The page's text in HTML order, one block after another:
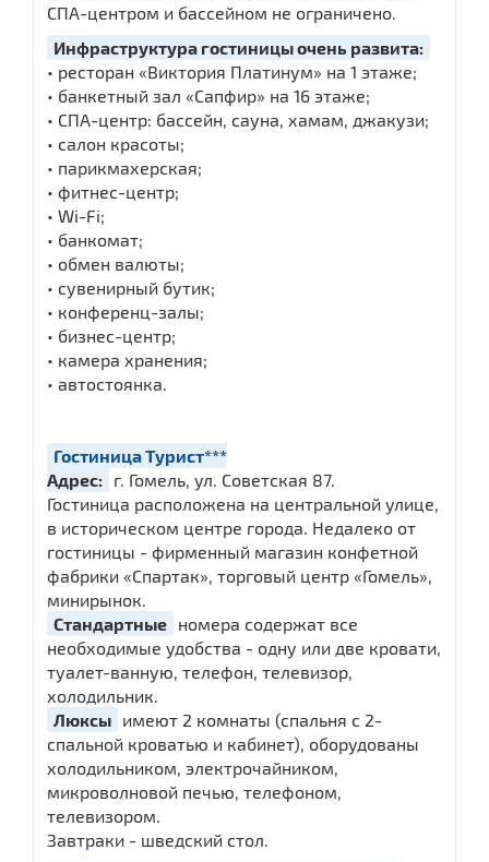
СПА-центром и бассейном не ограничено.
Инфраструктура гостиницы очень развита:
• ресторан «Виктория Платинум» на 1 этаже;
• банкетный зал «Сапфир» на 16 этаже;
• СПА-центр: бассейн, сауна, хамам, джакузи;
• салон красоты;
• парикмахерская;
• фитнес-центр;
• Wi-Fi;
• банкомат;
• обмен валюты;
• сувенирный бутик;
• конференц-залы;
• бизнес-центр;
• камера хранения;
• автостоянка.
Гостиница Турист***
Адрес:
г. Гомель, ул. Советская 87.
Гостиница расположена на центральной улице,
в историческом центре города. Недалеко от
гостиницы - фирменный магазин конфетной
фабрики «Спартак», торговый центр «Гомель»,
минирынок.
Стандартные номера содержат все
необходимые удобства - одну или две кровати,
туалет-ванную, телефон, телевизор,
холодильник.
Люксы имеют 2 комнаты (спальня с 2-
спальной кроватью и кабинет), оборудованы
холодильником, электрочайником,
микроволновой печью, телефоном,
телевизором.
Завтраки - шведский стол.